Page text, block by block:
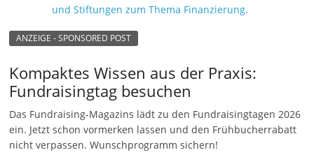
ANZEIGE - SPONSORED POST
Kompaktes Wissen aus der Praxis:
Fundraisingtag besuchen
Das Fundraising-Magazins lädt zu den Fundraisingtagen 2026
ein. Jetzt schon vormerken lassen und den Frühbucherrabatt
nicht verpassen. Wunschprogramm sichern!